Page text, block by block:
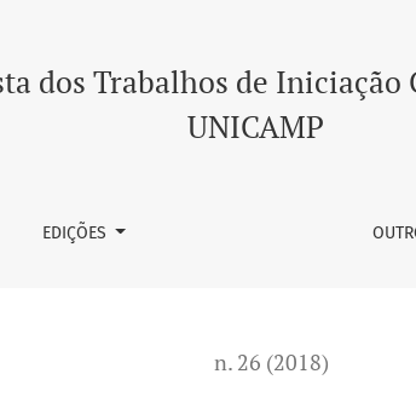
methodology development
dos Trabalhos de Iniciação
UNICAMP
EDIÇÕES
n. 26 (2018)